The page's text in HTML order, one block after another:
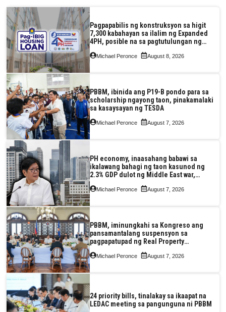
Pagpapabilis ng konstruksyon sa higit
7,300 kabahayan sa ilalim ng Expanded
4PH, posible na sa pagtutulungan ng
Pag-IBIG at P.A. Alvarez
Michael Peronce August 8, 2026
PBBM, ibinida ang P19-B pondo para sa
scholarship ngayong taon, pinakamalaki
sa kasaysayan ng TESDA
Michael Peronce August 7, 2026
PH economy, inaasahang babawi sa
ikalawang bahagi ng taon kasunod ng
2.3% GDP dulot ng Middle East war,
pagkaantala ng public construction
Michael Peronce August 7, 2026
PBBM, iminungkahi sa Kongreso ang
pansamantalang suspensyon sa
pagpapatupad ng Real Property
Valuation and Assessment Reform Act
Michael Peronce August 7, 2026
24 priority bills, tinalakay sa ikaapat na
LEDAC meeting sa pangunguna ni PBBM